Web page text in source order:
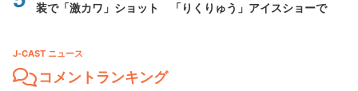
装で「激カワ」ショット 「りくりゅう」アイスショーで
J-CAST ニュース
コメントランキング